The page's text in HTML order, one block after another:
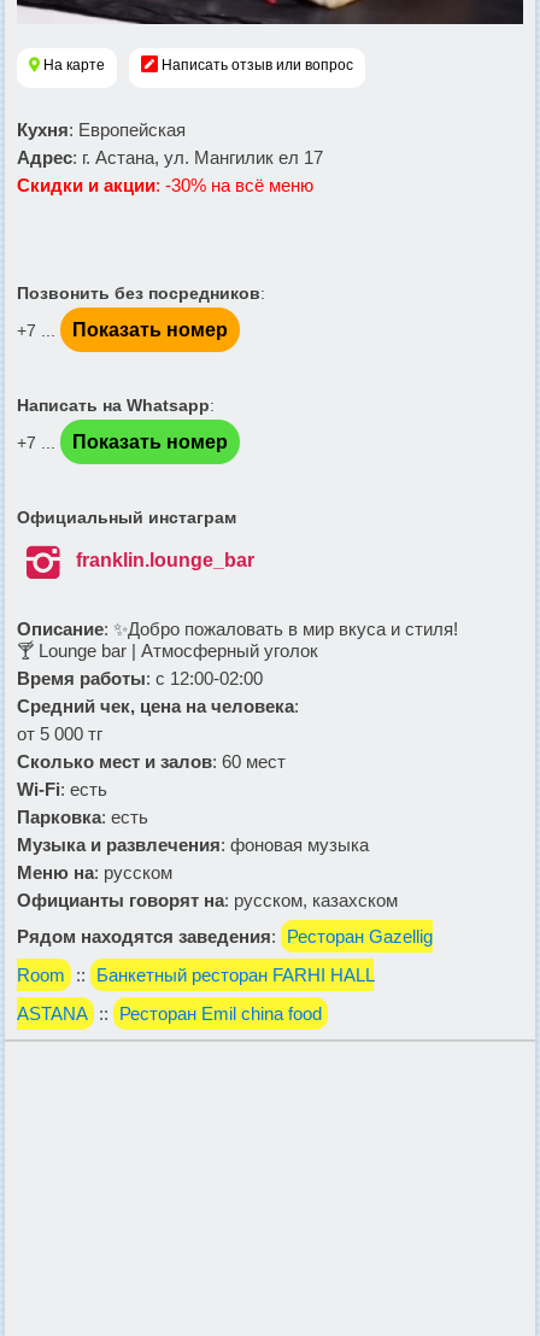
На карте Написать отзыв или вопрос
Кухня: Европейская
Адрес: г. Астана, ул. Мангилик ел 17
Скидки и акции: -30% на всё меню
Позвонить без посредников:
+7 ...
Показать номер
Написать на Whatsapp:
+7 ...
Показать номер
Официальный инстаграм
 franklin.lounge_bar
Описание: ✨Добро пожаловать в мир вкуса и стиля!
🍸 Lounge bar | Атмосферный уголок
Время работы: с 12:00-02:00
Средний чек, цена на человека:
от 5 000 тг
Сколько мест и залов: 60 мест
Wi-Fi: есть
Парковка: есть
Музыка и развлечения: фоновая музыка
Меню на: русском
Официанты говорят на: русском, казахском
Рядом находятся заведения:
Ресторан Gazellig
Room
::
Банкетный ресторан FARHI HALL
ASTANA :: Ресторан Emil china food